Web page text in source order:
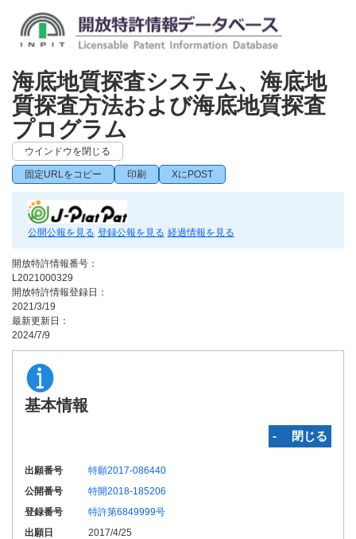
海底地質探査システム、海底地
質探査方法および海底地質探査
プログラム
ウインドウを閉じる
固定URLをコピー 印刷 XにPOST
公開公報を見る 登録公報を見る 経過情報を見る
開放特許情報番号：
L2021000329
開放特許情報登録日：
2021/3/19
最新更新日：
2024/7/9
基本情報
‐ 閉じる
出願番号
特願2017-086440
公開番号
特開2018-185206
登録番号
特許第6849999号
出願日
2017/4/25